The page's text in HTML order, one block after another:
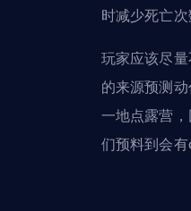
时减少死亡次
玩家应该尽
的来源预测
一地点露营
们预料到会有